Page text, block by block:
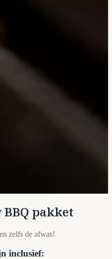
pakket
zelfs de afwas!
inclusief: